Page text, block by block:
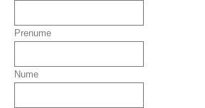
Prenume
Nume